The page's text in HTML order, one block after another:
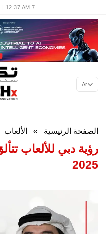
7 August 2026, Fri | 12:37 AM
Ar
الصفحة الرئيسية » الألعاب
2025